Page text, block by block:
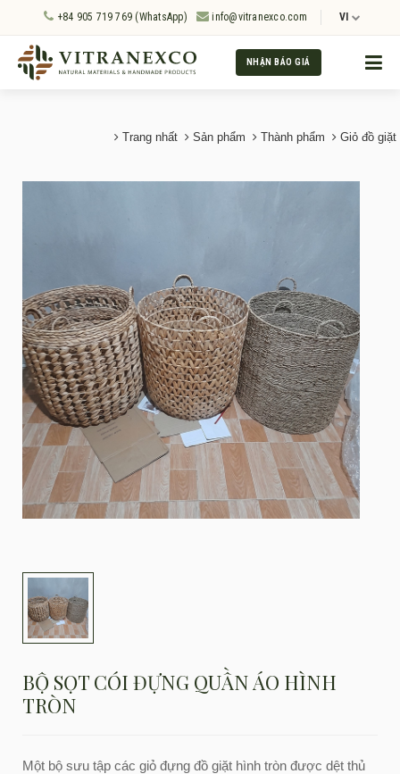
+84 905 719 769 (WhatsApp) info@vitranexco.com VI
NHẬN BÁO GIÁ
Trang nhất Sản phẩm Thành phẩm Giỏ đồ giặt
BỘ SỌT CÓI ĐỰNG QUẦN ÁO HÌNH
TRÒN
Một bộ sưu tập các giỏ đựng đồ giặt hình tròn được dệt thủ